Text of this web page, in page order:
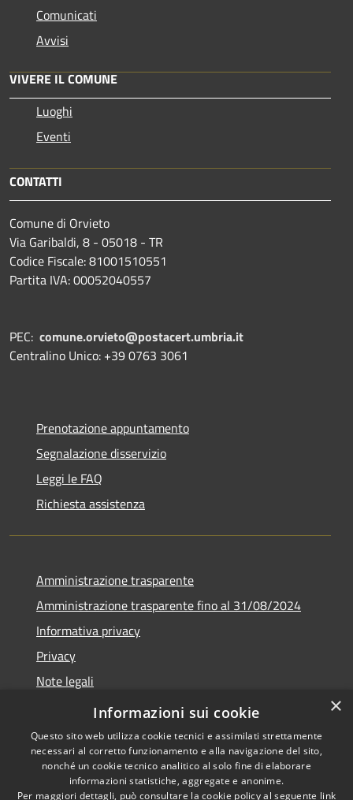
Comunicati
Avvisi
VIVERE IL COMUNE
Luoghi
Eventi
CONTATTI
Comune di Orvieto
Via Garibaldi, 8 - 05018 - TR
Codice Fiscale: 81001510551
Partita IVA: 00052040557
PEC: comune.orvieto@postacert.umbria.it
Centralino Unico: +39 0763 3061
Prenotazione appuntamento
Segnalazione disservizio
Leggi le FAQ
Richiesta assistenza
Amministrazione trasparente
Amministrazione trasparente fino al 31/08/2024
Informativa privacy
Privacy
Note legali
Dichiarazione di accessibilità
Copyright © 2026 • Comune di
×
Informazioni sui cookie
Questo sito web utilizza cookie tecnici e assimilati strettamente
necessari al corretto funzionamento e alla navigazione del sito,
nonché un cookie tecnico analitico al solo fine di elaborare
informazioni statistiche, aggregate e anonime.
Per maggiori dettagli, può consultare la cookie policy al seguente link